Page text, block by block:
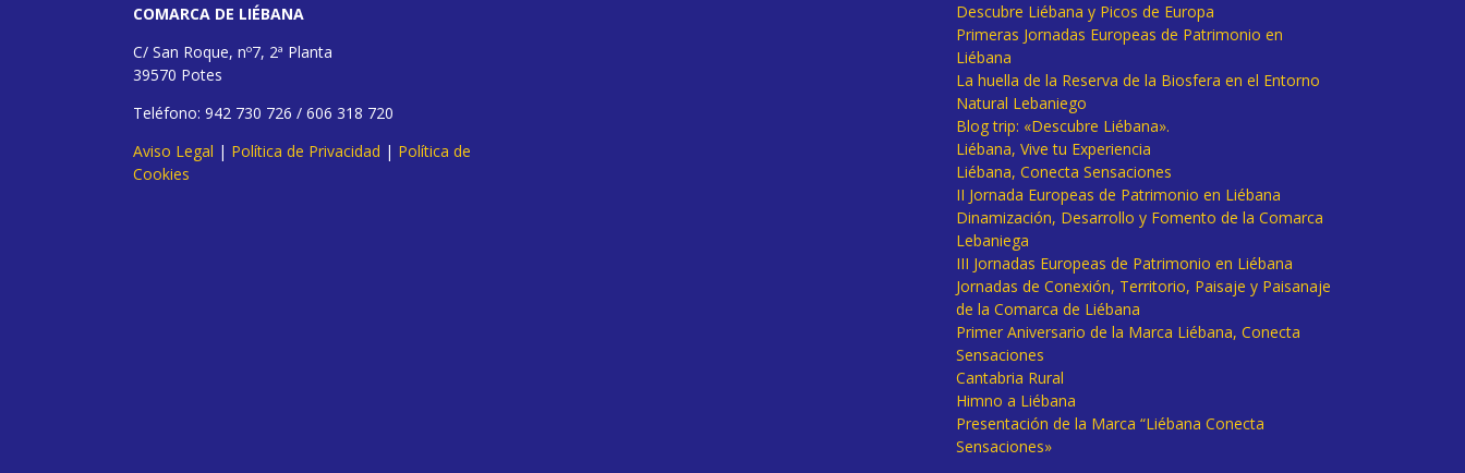
COMARCA DE LIÉBANA
C/ San Roque, nº7, 2ª Planta
39570 Potes
Teléfono: 942 730 726 / 606 318 720
Aviso Legal | Política de Privacidad | Política de
Cookies
Descubre Liébana y Picos de Europa
Primeras Jornadas Europeas de Patrimonio en
Liébana
La huella de la Reserva de la Biosfera en el Entorno
Natural Lebaniego
Blog trip: «Descubre Liébana».
Liébana, Vive tu Experiencia
Liébana, Conecta Sensaciones
II Jornada Europeas de Patrimonio en Liébana
Dinamización, Desarrollo y Fomento de la Comarca
Lebaniega
III Jornadas Europeas de Patrimonio en Liébana
Jornadas de Conexión, Territorio, Paisaje y Paisanaje
de la Comarca de Liébana
Primer Aniversario de la Marca Liébana, Conecta
Sensaciones
Cantabria Rural
Himno a Liébana
Presentación de la Marca “Liébana Conecta
Sensaciones»